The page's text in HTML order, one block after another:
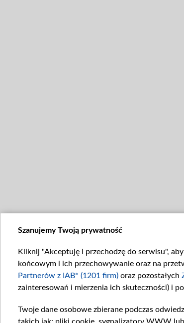
Szanujemy Twoją prywatność
Kliknij "Akceptuję i przechodzę do serwisu",
końcowym i ich przechowywanie oraz na
Partnerów z IAB* (1201 firm) oraz pozostałych
zainteresowań i mierzenia ich skuteczności) i
Twoje dane osobowe zbierane podczas